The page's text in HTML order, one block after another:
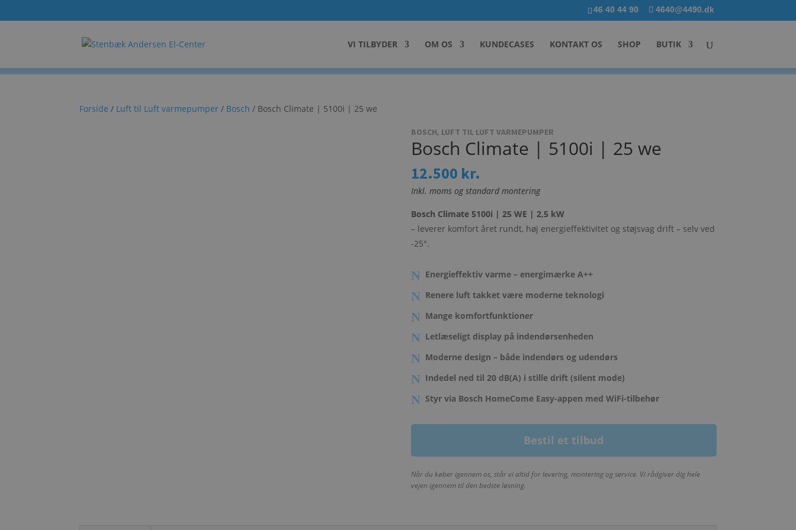
46 40 44 90 4640@4490.dk
VI TILBYDER OM OS KUNDECASES KONTAKT OS SHOP BUTIK
Forside / Luft til Luft varmepumper / Bosch / Bosch Climate | 5100i | 25 we
BOSCH, LUFT TIL LUFT VARMEPUMPER
Bosch Climate | 5100i | 25 we
12.500 kr.
Inkl. moms og standard montering
Bosch Climate 5100i | 25 WE | 2,5 kW
– leverer komfort året rundt, høj energieffektivitet og støjsvag drift – selv ved
-25°.
Energieffektiv varme – energimærke A++
Renere luft takket være moderne teknologi
Mange komfortfunktioner
Letlæseligt display på indendørsenheden
Moderne design – både indendørs og udendørs
Indedel ned til 20 dB(A) i stille drift (silent mode)
Styr via Bosch HomeCome Easy-appen med WiFi-tilbehør
Bestil et tilbud
Når du køber igennem os, står vi altid for levering, montering og service. Vi rådgiver dig hele
vejen igennem til den bedste løsning.